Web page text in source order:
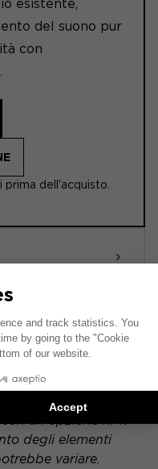
esistente,
del suono pur
con
dell'acquisto.
si basa su un
audio di serie. Se il
un'opzione hi-fi
degli elementi
variare.